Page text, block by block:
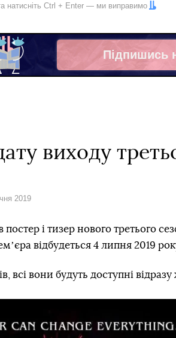
натисніть Ctrl + Enter — ми виправимо
Підпишись
Facebook
виходу
2019
і тизер нового третього
відбудеться 4 липня 2019
всі вони будуть доступні відразу